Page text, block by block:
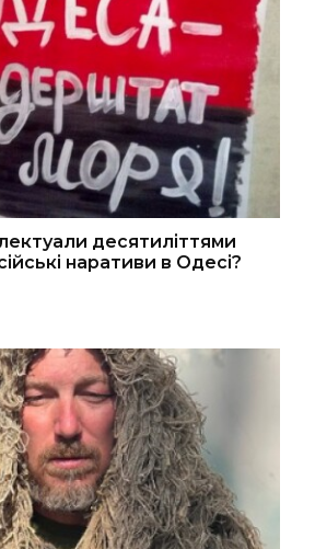
десятиліттями
наративи в Одесі?